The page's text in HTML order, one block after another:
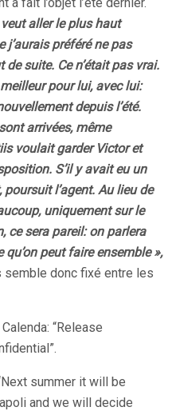
aller le plus haut
j’aurais préféré ne pas
suite. Ce n’était pas vrai.
pour lui, avec lui:
depuis l’été.
arrivées, même
voulait garder Victor et
S’il y avait eu un
l’agent. Au lieu de
uniquement sur le
ce sera pareil: on parlera
peut faire ensemble »,
semble donc fixé entre les
“Release
summer it will be
and we will decide